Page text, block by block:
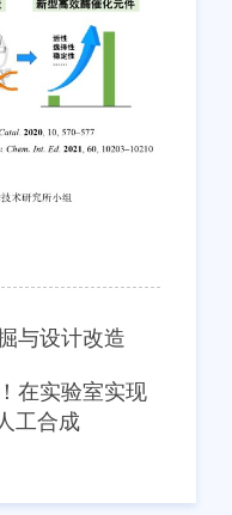
与设计改造
在实验室实现
工合成